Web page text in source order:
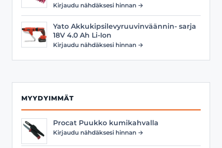
Kirjaudu nähdäksesi hinnan →
Yato Akkukipsilevyruuvinväännin- sarja
18V 4.0 Ah Li-Ion
Kirjaudu nähdäksesi hinnan →
MYYDYIMMÄT
Procat Puukko kumikahvalla
Kirjaudu nähdäksesi hinnan →